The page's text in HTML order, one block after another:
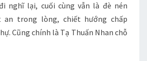
nghĩ lại, cuối cùng vẫn là đè nén
an trong lòng, chiết hướng chấp
Cũng chính là Tạ Thuấn Nhan chỗ